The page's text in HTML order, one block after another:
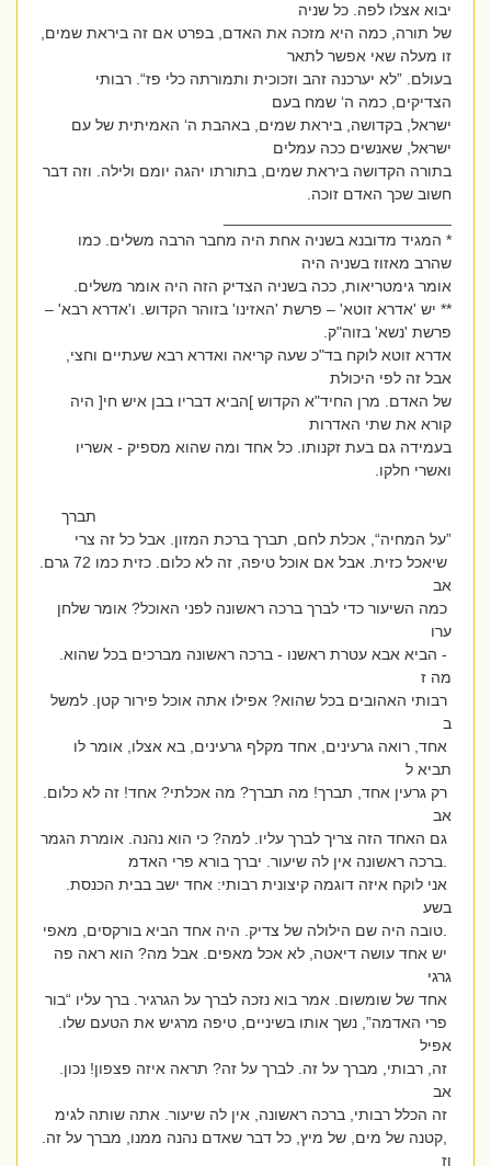
יבוא אצלו לפה. כל שניה
של תורה, כמה היא מזכה את האדם, בפרט אם זה ביראת שמים,
זו מעלה שאי אפשר לתאר
בעולם. ”לא יערכנה זהב וזכוכית ותמורתה כלי פז“. רבותי
הצדיקים, כמה ה‘ שמח בעם
ישראל, בקדושה, ביראת שמים, באהבת ה‘ האמיתית של עם
ישראל, שאנשים ככה עמלים
בתורה הקדושה ביראת שמים, בתורתו יהגה יומם ולילה. וזה דבר
חשוב שכך האדם זוכה.
* המגיד מדובנא בשניה אחת היה מחבר הרבה משלים. כמו
שהרב מאזוז בשניה היה
אומר גימטריאות, ככה בשניה הצדיק הזה היה אומר משלים.
** יש 'אדרא זוטא' – פרשת 'האזינו' בזוהר הקדוש. ו'אדרא רבא' –
פרשת 'נשא' בזוה"ק.
אדרא זוטא לוקח בד"כ שעה קריאה ואדרא רבא שעתיים וחצי,
אבל זה לפי היכולת
של האדם. מרן החיד"א הקדוש ]הביא דבריו בבן איש חי[ היה
קורא את שתי האדרות
בעמידה גם בעת זקנותו. כל אחד ומה שהוא מספיק - אשריו
ואשרי חלקו.
תברך
”על המחיה“, אכלת לחם, תברך ברכת המזון. אבל כל זה צרי
שיאכל כזית. אבל אם אוכל טיפה, זה לא כלום. כזית כמו 72 גרם.
אב
כמה השיעור כדי לברך ברכה ראשונה לפני האוכל? אומר שלחן
ערו
- הביא אבא עטרת ראשנו - ברכה ראשונה מברכים בכל שהוא.
מה ז
רבותי האהובים בכל שהוא? אפילו אתה אוכל פירור קטן. למשל
אחד, רואה גרעינים, אחד מקלף גרעינים, בא אצלו, אומר לו
תביא ל
רק גרעין אחד, תברך! מה תברך? מה אכלתי? אחד! זה לא כלום.
אב
גם האחד הזה צריך לברך עליו. למה? כי הוא נהנה. אומרת הגמר
.ברכה ראשונה אין לה שיעור. יברך בורא פרי האדמ
אני לוקח איזה דוגמה קיצונית רבותי: אחד ישב בבית הכנסת.
בשע
.טובה היה שם הילולה של צדיק. היה אחד הביא בורקסים, מאפי
יש אחד עושה דיאטה, לא אכל מאפים. אבל מה? הוא ראה פה
גרגי
אחד של שומשום. אמר בוא נזכה לברך על הגרגיר. ברך עליו “בור
פרי האדמה”, נשך אותו בשיניים, טיפה מרגיש את הטעם שלו.
אפיל
זה, רבותי, מברך על זה. לברך על זה? תראה איזה פצפון! נכון.
אב
זה הכלל רבותי, ברכה ראשונה, אין לה שיעור. אתה שותה לגימ
,קטנה של מים, של מיץ, כל דבר שאדם נהנה ממנו, מברך על זה.